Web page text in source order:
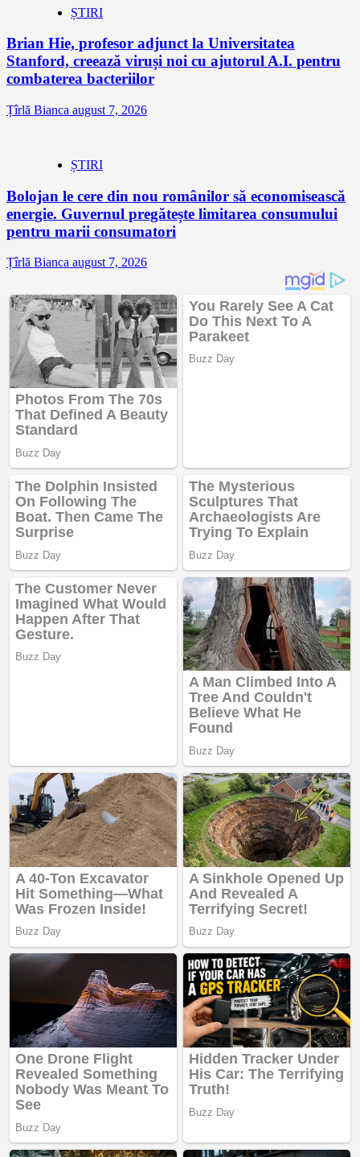
ȘTIRI
Brian Hie, profesor adjunct la Universitatea
Stanford, creează viruși noi cu ajutorul A.I. pentru
combaterea bacteriilor
Țîrlă Bianca august 7, 2026
ȘTIRI
Bolojan le cere din nou românilor să economisească
energie. Guvernul pregătește limitarea consumului
pentru marii consumatori
Țîrlă Bianca august 7, 2026